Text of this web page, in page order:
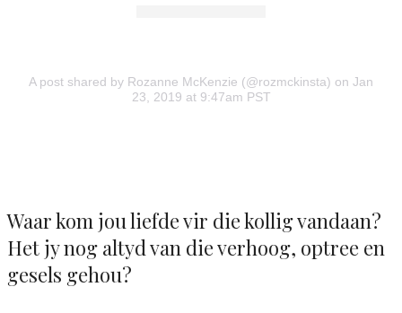
A post shared by Rozanne McKenzie (@rozmckinsta) on Jan
23, 2019 at 9:47am PST
Waar kom jou liefde vir die kollig vandaan?
Het jy nog altyd van die verhoog, optree en
gesels gehou?